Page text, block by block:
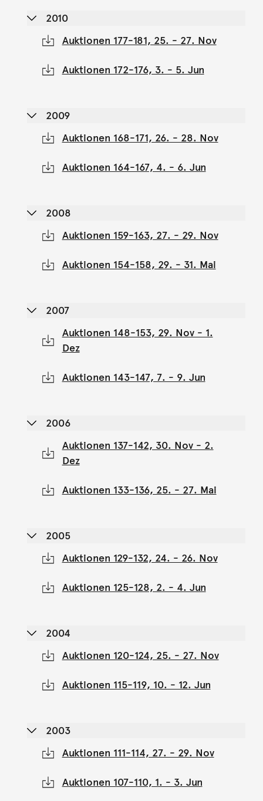
2010
Auktionen 177-181, 25. - 27. Nov
Auktionen 172-176, 3. - 5. Jun
2009
Auktionen 168-171, 26. - 28. Nov
Auktionen 164-167, 4. - 6. Jun
2008
Auktionen 159-163, 27. - 29. Nov
Auktionen 154-158, 29. - 31. Mai
2007
Auktionen 148-153, 29. Nov - 1.
Dez
Auktionen 143-147, 7. - 9. Jun
2006
Auktionen 137-142, 30. Nov - 2.
Dez
Auktionen 133-136, 25. - 27. Mai
2005
Auktionen 129-132, 24. - 26. Nov
Auktionen 125-128, 2. - 4. Jun
2004
Auktionen 120-124, 25. - 27. Nov
Auktionen 115-119, 10. - 12. Jun
2003
Auktionen 111-114, 27. - 29. Nov
Auktionen 107-110, 1. - 3. Jun